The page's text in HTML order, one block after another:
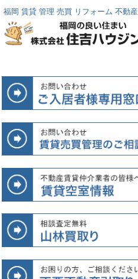
福岡 賃貸 管理 売買 リフォーム 不動産